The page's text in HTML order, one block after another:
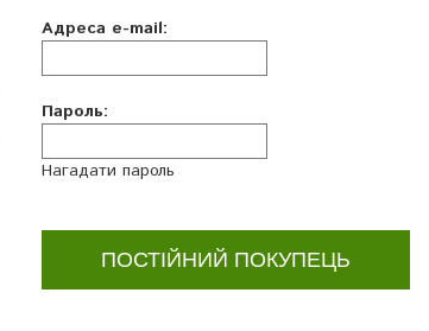
Адреса e-mail:
Пароль:
Нагадати пароль